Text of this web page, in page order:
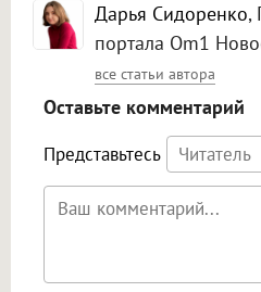
Дарья Сидоренко,
портала Om1
все статьи автора
Оставьте комментарий
Представьтесь